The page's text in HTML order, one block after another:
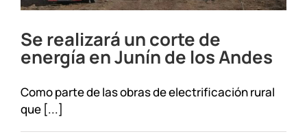
Se realizará un corte de
energía en Junín de los Andes
Como parte de las obras de electrificación rural
que [...]